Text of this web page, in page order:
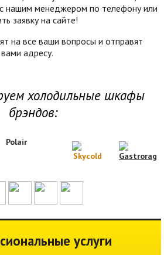
нашим менеджером по телефону или
заявку на сайте!
на все ваши вопросы и отправят
адресу.
холодильные шкафы
брэндов:
услуги